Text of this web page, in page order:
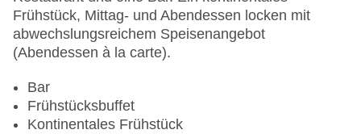
Frühstück, Mittag- und Abendessen locken mit
abwechslungsreichem Speisenangebot
(Abendessen à la carte).
Bar
Frühstücksbuffet
Kontinentales Frühstück